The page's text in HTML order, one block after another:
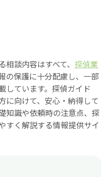
相談内容はすべて、探偵業
の保護に十分配慮し、一部
しています。探偵ガイド
に向けて、安心・納得して
知識や依頼時の注意点、探
すく解説する情報提供サイ